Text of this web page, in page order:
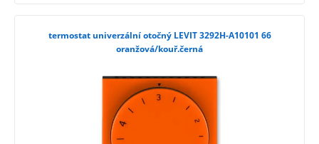
termostat univerzální otočný LEVIT 3292H-A10101 66
oranžová/kouř.černá